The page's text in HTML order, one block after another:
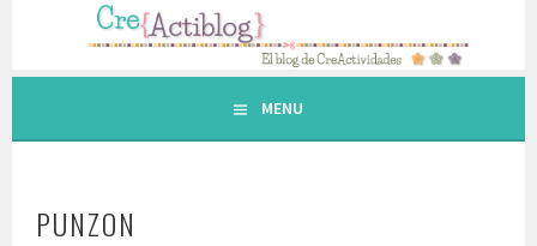
contenido.
MENU
PUNZON